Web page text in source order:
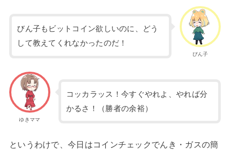
びん子
びん子もビットコイン欲しいのに、どう
して教えてくれなかったのだ！
ゆきママ
コッカラッス！今すぐやれよ、やれば分
かるさ！（勝者の余裕）
というわけで、今日はコインチェックでんき・ガスの簡